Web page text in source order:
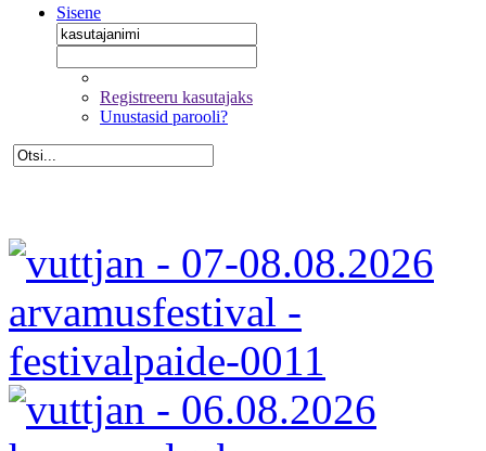
Sisene
Registreeru kasutajaks
Unustasid parooli?